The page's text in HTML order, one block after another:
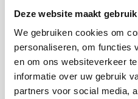
Deze website maakt
We gebruiken cookies om
personaliseren, om functies
en om ons websiteverkeer
informatie over uw gebruik
partners voor social media,
@ Hotel de
Witte Brug